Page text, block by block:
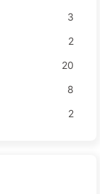
3
2
20
8
2